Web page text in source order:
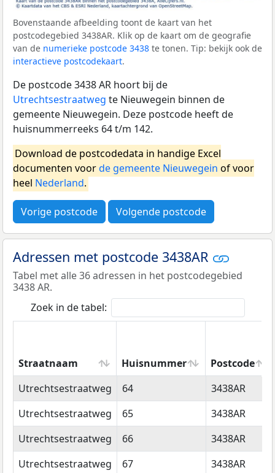
Bovenstaande afbeelding toont de kaart van het
postcodegebied 3438AR. Klik op de kaart om de geografie
van de numerieke postcode 3438 te tonen. Tip: bekijk ook de
interactieve postcodekaart.
De postcode 3438 AR hoort bij de
Utrechtsestraatweg te Nieuwegein binnen de
gemeente Nieuwegein. Deze postcode heeft de
huisnummerreeks 64 t/m 142.
Download de postcodedata in handige Excel
documenten voorde gemeente Nieuwegein of voor
heel Nederland.
Vorige postcode Volgende postcode
Adressen met postcode 3438AR
Tabel met alle 36 adressen in het postcodegebied
3438 AR.
Zoek in de tabel:
Straatnaam Huisnummer
Postcode
Straatnaam
Huisnummer Postcode
Utrechtsestraatweg 64
3438AR
Utrechtsestraatweg
65
3438AR
Utrechtsestraatweg
66
3438AR
Utrechtsestraatweg
67
3438AR